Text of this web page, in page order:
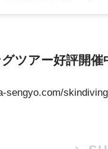
ツアー好評開
sengyo.com/